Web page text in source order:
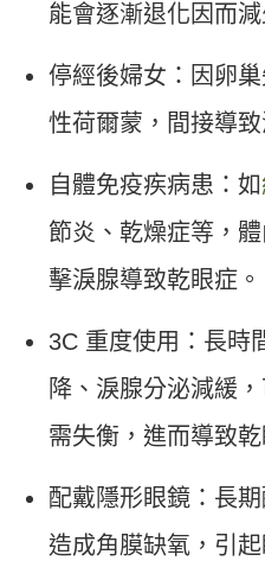
能會逐漸退化因而減
停經後婦女：因卵
性荷爾蒙，間接導致
自體免疫疾病患：如
節炎、乾燥症等，
擊淚腺導致乾眼症。
3C 重度使用：長時
降、淚腺分泌減緩
需失衡，進而導致乾
配戴隱形眼鏡：長
造成角膜缺氧，引起